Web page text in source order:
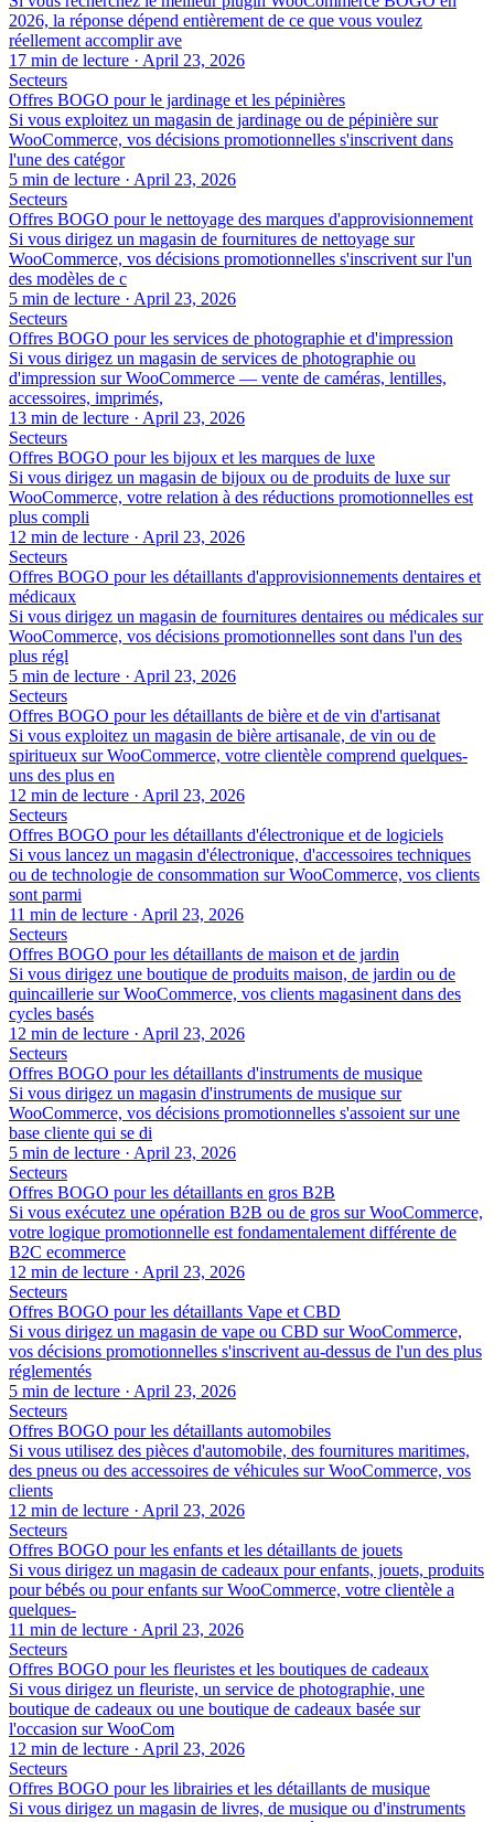
2026, la réponse dépend entièrement de ce que vous voulez
réellement accomplir ave
17 min de lecture · April 23, 2026
Secteurs
Offres BOGO pour le jardinage et les pépinières
Si vous exploitez un magasin de jardinage ou de pépinière sur
WooCommerce, vos décisions promotionnelles s'inscrivent dans
l'une des catégor
5 min de lecture · April 23, 2026
Secteurs
Offres BOGO pour le nettoyage des marques d'approvisionnement
Si vous dirigez un magasin de fournitures de nettoyage sur
WooCommerce, vos décisions promotionnelles s'inscrivent sur l'un
des modèles de c
5 min de lecture · April 23, 2026
Secteurs
Offres BOGO pour les services de photographie et d'impression
Si vous dirigez un magasin de services de photographie ou
d'impression sur WooCommerce — vente de caméras, lentilles,
accessoires, imprimés,
13 min de lecture · April 23, 2026
Secteurs
Offres BOGO pour les bijoux et les marques de luxe
Si vous dirigez un magasin de bijoux ou de produits de luxe sur
WooCommerce, votre relation à des réductions promotionnelles est
plus compli
12 min de lecture · April 23, 2026
Secteurs
Offres BOGO pour les détaillants d'approvisionnements dentaires et
médicaux
Si vous dirigez un magasin de fournitures dentaires ou médicales sur
WooCommerce, vos décisions promotionnelles sont dans l'un des
plus régl
5 min de lecture · April 23, 2026
Secteurs
Offres BOGO pour les détaillants de bière et de vin d'artisanat
Si vous exploitez un magasin de bière artisanale, de vin ou de
spiritueux sur WooCommerce, votre clientèle comprend quelques-
uns des plus en
12 min de lecture · April 23, 2026
Secteurs
Offres BOGO pour les détaillants d'électronique et de logiciels
Si vous lancez un magasin d'électronique, d'accessoires techniques
ou de technologie de consommation sur WooCommerce, vos clients
sont parmi
11 min de lecture · April 23, 2026
Secteurs
Offres BOGO pour les détaillants de maison et de jardin
Si vous dirigez une boutique de produits maison, de jardin ou de
quincaillerie sur WooCommerce, vos clients magasinent dans des
cycles basés
12 min de lecture · April 23, 2026
Secteurs
Offres BOGO pour les détaillants d'instruments de musique
Si vous dirigez un magasin d'instruments de musique sur
WooCommerce, vos décisions promotionnelles s'assoient sur une
base cliente qui se di
5 min de lecture · April 23, 2026
Secteurs
Offres BOGO pour les détaillants en gros B2B
Si vous exécutez une opération B2B ou de gros sur WooCommerce,
votre logique promotionnelle est fondamentalement différente de
B2C ecommerce
12 min de lecture · April 23, 2026
Secteurs
Offres BOGO pour les détaillants Vape et CBD
Si vous dirigez un magasin de vape ou CBD sur WooCommerce,
vos décisions promotionnelles s'inscrivent au-dessus de l'un des plus
réglementés
5 min de lecture · April 23, 2026
Secteurs
Offres BOGO pour les détaillants automobiles
Si vous utilisez des pièces d'automobile, des fournitures maritimes,
des pneus ou des accessoires de véhicules sur WooCommerce, vos
clients
12 min de lecture · April 23, 2026
Secteurs
Offres BOGO pour les enfants et les détaillants de jouets
Si vous dirigez un magasin de cadeaux pour enfants, jouets, produits
pour bébés ou pour enfants sur WooCommerce, votre clientèle a
quelques-
11 min de lecture · April 23, 2026
Secteurs
Offres BOGO pour les fleuristes et les boutiques de cadeaux
Si vous dirigez un fleuriste, un service de photographie, une
boutique de cadeaux ou une boutique de cadeaux basée sur
l'occasion sur WooCom
12 min de lecture · April 23, 2026
Secteurs
Offres BOGO pour les librairies et les détaillants de musique
Si vous dirigez un magasin de livres, de musique ou d'instruments